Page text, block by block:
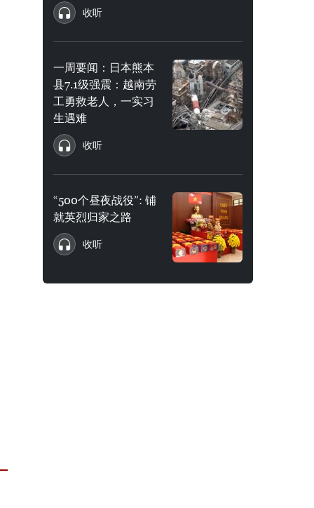
收听
一周要闻：日本熊本
县7.1级强震：越南劳
工勇救老人，一实习
生遇难
收听
“500个昼夜战役”: 铺
就英烈归家之路
收听